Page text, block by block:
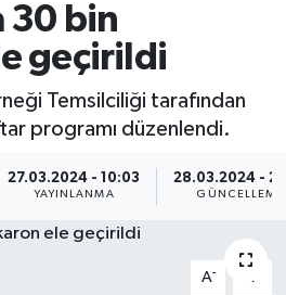
30 bin
geçirildi
Temsilciliği tarafından
programı düzenlendi.
27.03.2024 - 10:03
YAYINLANMA
28.03.2024 -
GÜNCELLEME
A- A
Haritası
Puan Durumu ve Fikstür